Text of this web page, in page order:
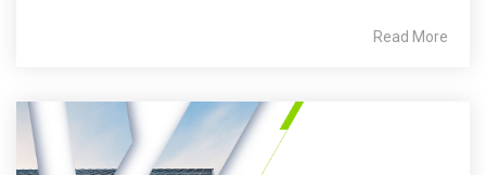
Read More